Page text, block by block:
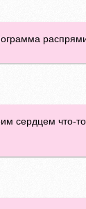
сердцем что-